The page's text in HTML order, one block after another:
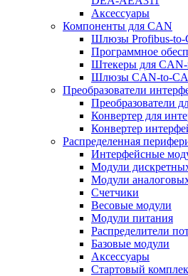
Аксессуары
Компоненты для CAN
Шлюзы Profibus-to-
Программное
Штекеры для
Шлюзы CAN-to-
Преобразователи
Преобразователи
Конвертер для
Конвертер
Распределенная
Интерфейсные
Модули
Модули
Счетчики
Весовые модули
Модули питания
Распределители
Базовые модули
Аксесcуары
Стартовый